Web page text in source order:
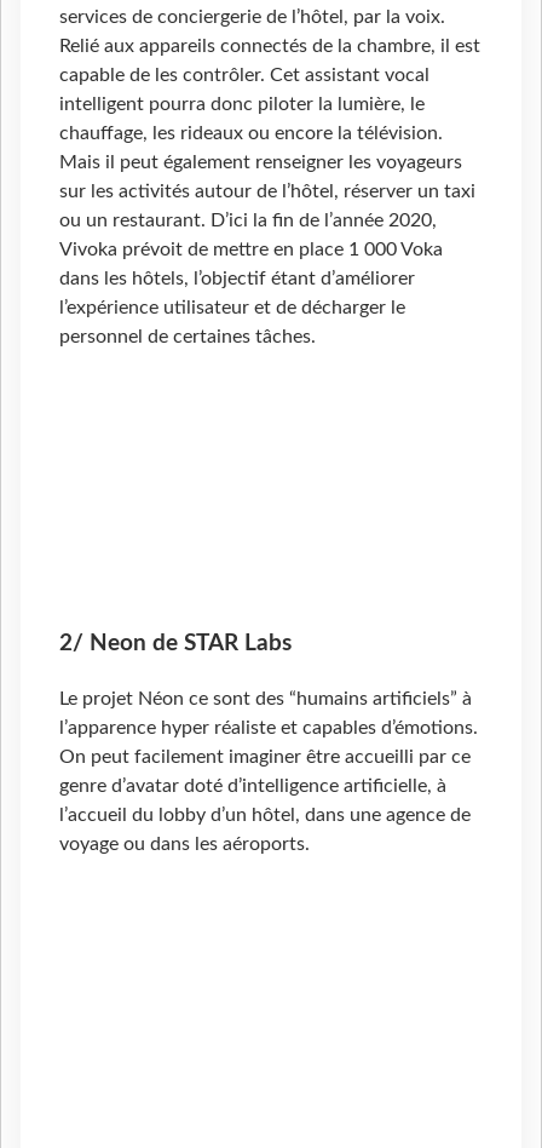
services de conciergerie de l’hôtel, par la voix.
Relié aux appareils connectés de la chambre, il est
capable de les contrôler. Cet assistant vocal
intelligent pourra donc piloter la lumière, le
chauffage, les rideaux ou encore la télévision.
Mais il peut également renseigner les voyageurs
sur les activités autour de l’hôtel, réserver un taxi
ou un restaurant. D’ici la fin de l’année 2020,
Vivoka prévoit de mettre en place 1 000 Voka
dans les hôtels, l’objectif étant d’améliorer
l’expérience utilisateur et de décharger le
personnel de certaines tâches.
2/ Neon de STAR Labs
Le projet Néon ce sont des “humains artificiels” à
l’apparence hyper réaliste et capables d’émotions.
On peut facilement imaginer être accueilli par ce
genre d’avatar doté d’intelligence artificielle, à
l’accueil du lobby d’un hôtel, dans une agence de
voyage ou dans les aéroports.